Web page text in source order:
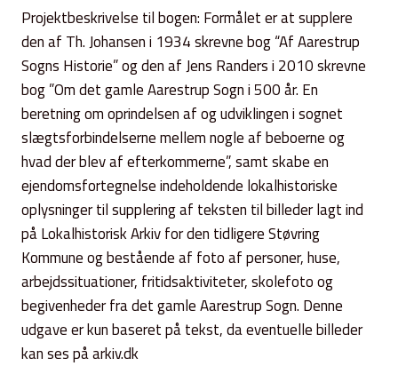
Projektbeskrivelse til bogen: Formålet er at supplere
den af Th. Johansen i 1934 skrevne bog “Af Aarestrup
Sogns Historie” og den af Jens Randers i 2010 skrevne
bog ”Om det gamle Aarestrup Sogn i 500 år. En
beretning om oprindelsen af og udviklingen i sognet
slægtsforbindelserne mellem nogle af beboerne og
hvad der blev af efterkommerne”, samt skabe en
ejendomsfortegnelse indeholdende lokalhistoriske
oplysninger til supplering af teksten til billeder lagt ind
på Lokalhistorisk Arkiv for den tidligere Støvring
Kommune og bestående af foto af personer, huse,
arbejdssituationer, fritidsaktiviteter, skolefoto og
begivenheder fra det gamle Aarestrup Sogn. Denne
udgave er kun baseret på tekst, da eventuelle billeder
kan ses på arkiv.dk